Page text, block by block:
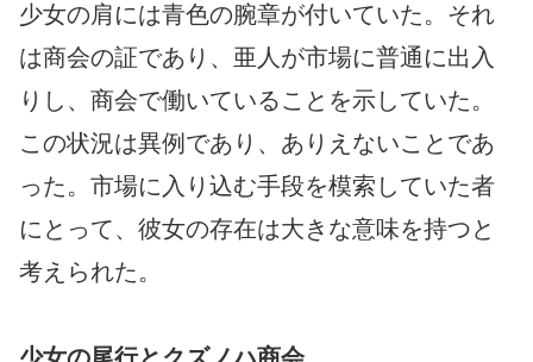
少女の肩には青色の腕章が付いていた。それ
は商会の証であり、亜人が市場に普通に出入
りし、商会で働いていることを示していた。
この状況は異例であり、ありえないことであ
った。市場に入り込む手段を模索していた者
にとって、彼女の存在は大きな意味を持つと
考えられた。